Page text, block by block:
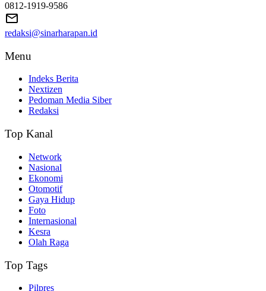
0812-1919-9586
redaksi@sinarharapan.id
Menu
Indeks Berita
Nextizen
Pedoman Media Siber
Redaksi
Top Kanal
Network
Nasional
Ekonomi
Otomotif
Gaya Hidup
Foto
Internasional
Kesra
Olah Raga
Top Tags
Pilpres